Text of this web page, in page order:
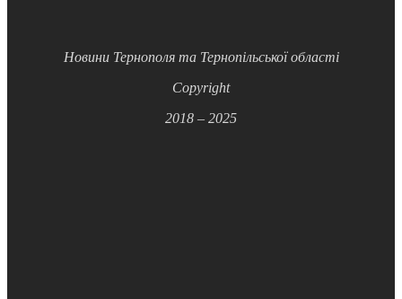
Новини Тернополя та Тернопільської області
Copyright
2018 – 2025